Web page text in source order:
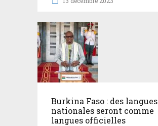
Burkina Faso : des langues
nationales seront comme
langues officielles